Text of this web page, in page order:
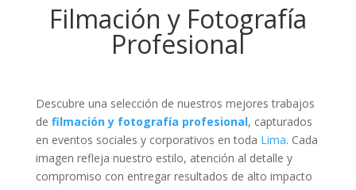
Filmación y Fotografía
Profesional
Descubre una selección de nuestros mejores trabajos
de filmación y fotografía profesional, capturados
en eventos sociales y corporativos en toda Lima. Cada
imagen refleja nuestro estilo, atención al detalle y
compromiso con entregar resultados de alto impacto